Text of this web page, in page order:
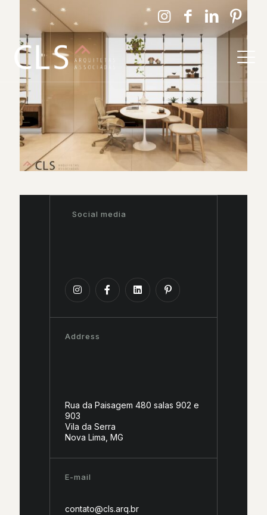
Social media
Address
Rua da Paisagem 480 salas 902 e
903
Vila da Serra
Nova Lima, MG
E-mail
contato@cls.arq.br